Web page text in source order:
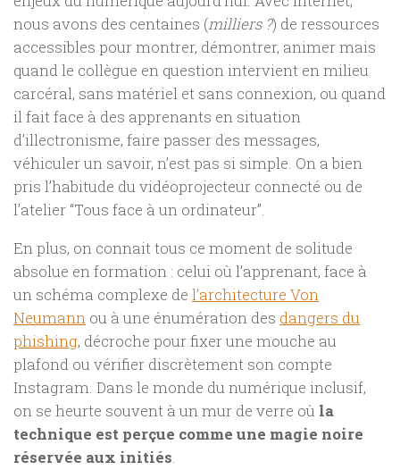
nous avons des centaines (milliers ?) de ressources
accessibles pour montrer, démontrer, animer mais
quand le collègue en question intervient en milieu
carcéral, sans matériel et sans connexion, ou quand
il fait face à des apprenants en situation
d’illectronisme, faire passer des messages,
véhiculer un savoir, n’est pas si simple. On a bien
pris l’habitude du vidéoprojecteur connecté ou de
l’atelier “Tous face à un ordinateur”.
En plus, on connait tous ce moment de solitude
absolue en formation : celui où l’apprenant, face à
un schéma complexe de l’architecture Von
Neumann ou à une énumération des dangers du
phishing, décroche pour fixer une mouche au
plafond ou vérifier discrètement son compte
Instagram. Dans le monde du numérique inclusif,
on se heurte souvent à un mur de verre où la
technique est perçue comme une magie noire
réservée aux initiés.